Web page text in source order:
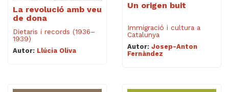
La revolució amb veu
de dona
Dietaris i records (1936–
1939)
Autor: Llúcia Oliva
Un origen buit
Immigració i cultura a
Catalunya
Autor: Josep-Anton
Fernàndez